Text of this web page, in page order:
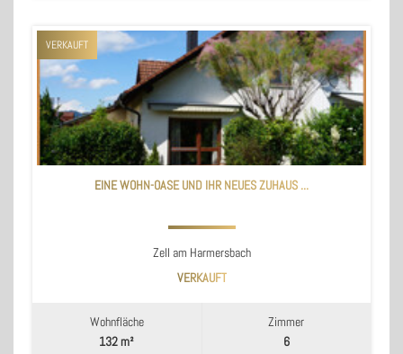
VERKAUFT
EINE WOHN-OASE UND IHR NEUES ZUHAUS ...
Zell am Harmersbach
VERKAUFT
Wohnfläche
132 m²
Zimmer
6